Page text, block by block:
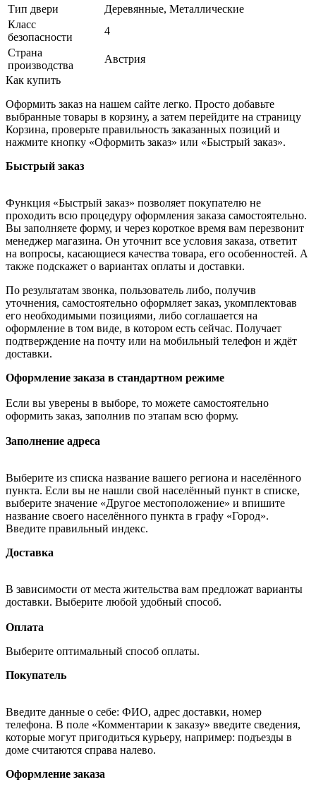
Тип двери
Деревянные, Металлические
Класс
безопасности
4
Страна
производства
Австрия
Как купить
Оформить заказ на нашем сайте легко. Просто добавьте
выбранные товары в корзину, а затем перейдите на страницу
Корзина, проверьте правильность заказанных позиций и
нажмите кнопку «Оформить заказ» или «Быстрый заказ».
Быстрый заказ
Функция «Быстрый заказ» позволяет покупателю не
проходить всю процедуру оформления заказа самостоятельно.
Вы заполняете форму, и через короткое время вам перезвонит
менеджер магазина. Он уточнит все условия заказа, ответит
на вопросы, касающиеся качества товара, его особенностей. А
также подскажет о вариантах оплаты и доставки.
По результатам звонка, пользователь либо, получив
уточнения, самостоятельно оформляет заказ, укомплектовав
его необходимыми позициями, либо соглашается на
оформление в том виде, в котором есть сейчас. Получает
подтверждение на почту или на мобильный телефон и ждёт
доставки.
Оформление заказа в стандартном режиме
Если вы уверены в выборе, то можете самостоятельно
оформить заказ, заполнив по этапам всю форму.
Заполнение адреса
Выберите из списка название вашего региона и населённого
пункта. Если вы не нашли свой населённый пункт в списке,
выберите значение «Другое местоположение» и впишите
название своего населённого пункта в графу «Город».
Введите правильный индекс.
Доставка
В зависимости от места жительства вам предложат варианты
доставки. Выберите любой удобный способ.
Оплата
Выберите оптимальный способ оплаты.
Покупатель
Введите данные о себе: ФИО, адрес доставки, номер
телефона. В поле «Комментарии к заказу» введите сведения,
которые могут пригодиться курьеру, например: подъезды в
доме считаются справа налево.
Оформление заказа